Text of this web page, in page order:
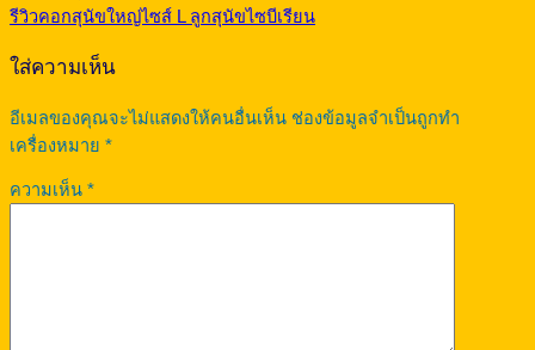
รีวิวคอกสุนัขใหญ่ไซส์ L ลูกสุนัขไซบีเรียน
ใส่ความเห็น
อีเมลของคุณจะไม่แสดงให้คนอื่นเห็น ช่องข้อมูลจำเป็นถูกทำ
เครื่องหมาย *
ความเห็น *